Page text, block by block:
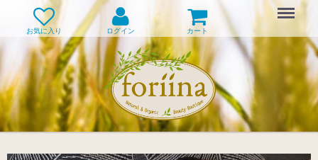
お気に入り ログイン カート
Menu